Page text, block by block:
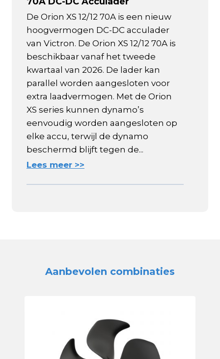
De Orion XS 12/12 70A is een nieuw
hoogvermogen DC-DC acculader
van Victron. De Orion XS 12/12 70A is
beschikbaar vanaf het tweede
kwartaal van 2026. De lader kan
parallel worden aangesloten voor
extra laadvermogen. Met de Orion
XS series kunnen dynamo’s
eenvoudig worden aangesloten op
elke accu, terwijl de dynamo
beschermd blijft tegen de...
Lees meer >>
Aanbevolen combinaties